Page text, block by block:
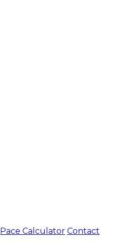
Pace Calculator Contact